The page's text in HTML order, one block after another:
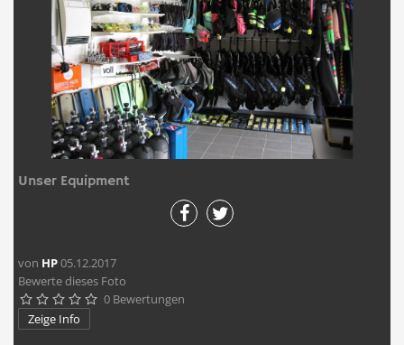
Unser Equipment
von HP05.12.2017
Bewerte dieses Foto
     0 Bewertungen
Zeige Info